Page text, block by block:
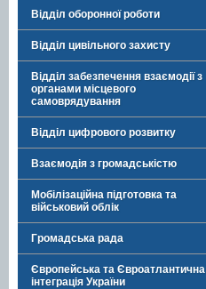
Відділ оборонної роботи
Відділ цивільного захисту
Відділ забезпечення взаємодії з
органами місцевого
самоврядування
Відділ цифрового розвитку
Взаємодія з громадськістю
Мобілізаційна підготовка та
військовий облік
Громадська рада
Європейська та Євроатлантична
інтеграція України